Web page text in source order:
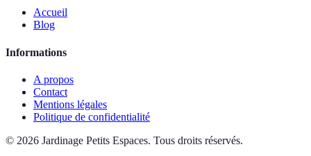
Accueil
Blog
Informations
A propos
Contact
Mentions légales
Politique de confidentialité
© 2026 Jardinage Petits Espaces. Tous droits réservés.